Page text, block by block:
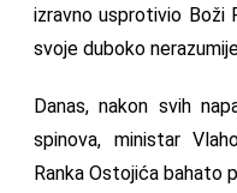
izravno usprotivio Boži
svoje duboko
Danas, nakon svih
spinova, ministar
Ranka Ostojića bahato